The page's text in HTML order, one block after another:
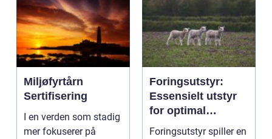
Miljøfyrtårn
Sertifisering
I en verden som stadig
mer fokuserer på
Foringsutstyr:
Essensielt utstyr
for optimal
dyrefôring
Foringsutstyr spiller en